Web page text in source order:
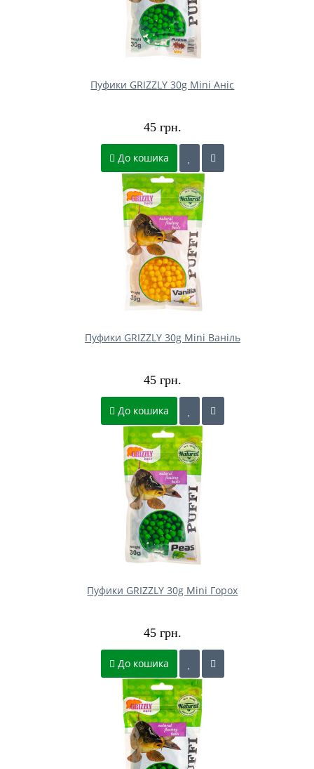
Пуфики GRIZZLY 30g Mini Аніс
45 грн.
До кошика
Пуфики GRIZZLY 30g Mini Ваніль
45 грн.
До кошика
Пуфики GRIZZLY 30g Mini Горох
45 грн.
До кошика